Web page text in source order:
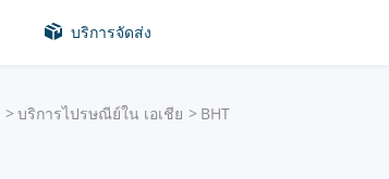
บริการจัดส่ง
บริการไปรษณีย์ใน เอเชีย BHT